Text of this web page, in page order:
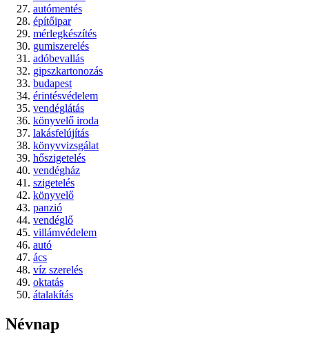
autómentés
építőipar
mérlegkészítés
gumiszerelés
adóbevallás
gipszkartonozás
budapest
érintésvédelem
vendéglátás
könyvelő iroda
lakásfelújítás
könyvvizsgálat
hőszigetelés
vendégház
szigetelés
könyvelő
panzió
vendéglő
villámvédelem
autó
ács
víz szerelés
oktatás
átalakítás
Névnap